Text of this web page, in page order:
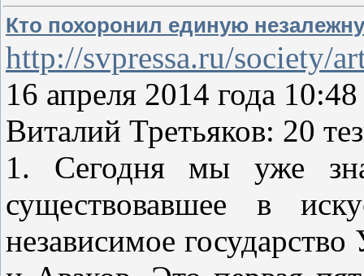
Кто похоронил единую
http://svpressa.ru/society/
16 апреля 2014 года
Виталий Третьяков: 20
1. Сегодня мы уже
существовавшее в
независимое